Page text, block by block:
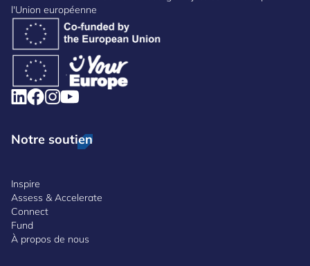
l'Union européenne
Notre soutien
Inspire
Assess & Accelerate
Connect
Fund
À propos de nous